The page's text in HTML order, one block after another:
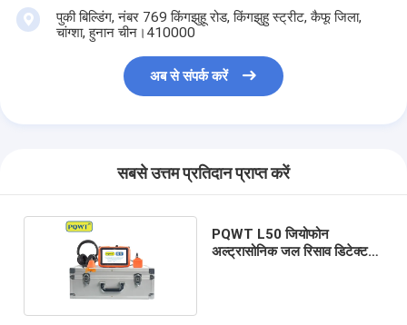
पुकी बिल्डिंग, नंबर 769 किंगझुहू रोड, किंगझुहु स्ट्रीट, कैफू जिला,
चांग्शा, हुनान चीन।410000
अब से संपर्क करें
सबसे उत्तम प्रतिदान प्राप्त करें
PQWT L50 जियोफोन
अल्ट्रासोनिक जल रिसाव डिटेक्टर